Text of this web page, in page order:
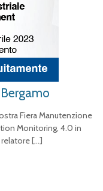
Fiera Manutenzione
Monitoring, 4.0 in
relatore[…]